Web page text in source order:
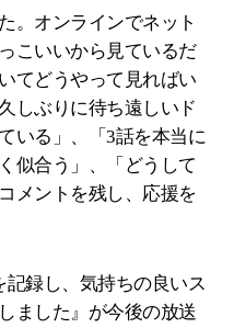
。オンラインでネット
こいいから見ているだ
てどうやって見ればい
しぶりに待ち遠しいド
いる」、「3話を本当に
似合う」、「どうして
メントを残し、応援を
録し、気持ちの良いス
ました』が今後の放送